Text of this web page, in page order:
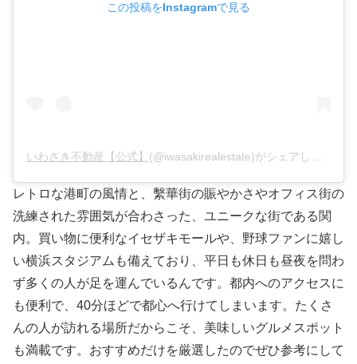
この投稿をInstagramで見る
いわさき不動産【公式】 (@iwasakirealestate)がシェアした投稿 –
レトロな港町の風情と、繫華街の賑やかさやオフィス街の
洗練された雰囲気が合わさった、ユニークな街である関
内。買い物に便利なイセザキモールや、野球ファンに嬉し
い横浜スタジアムも備えており、平日も休日も昼夜を問わ
ず多くの人が足を運んでいるんです。都内へのアクセスに
も便利で、40分ほどで都心へ行けてしまいます。たくさ
んの人が訪れる場所だからこそ、美味しいグルメスポット
も満載です。おすすめだけを厳選したのでぜひ参考にして